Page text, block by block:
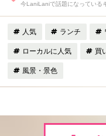
今LaniLaniで話題になっている
人気 ランチ
ローカルに人気 買
風景・景色